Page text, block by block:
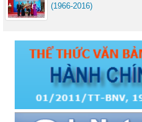
(1966-2016)